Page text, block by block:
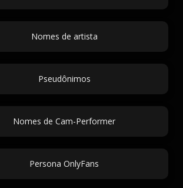
Nomes de artista
Pseudônimos
Nomes de Cam-Performer
Persona OnlyFans